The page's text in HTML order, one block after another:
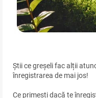
Știi ce greșeli fac alții
înregistrarea de mai jos!
Ce primești dacă te